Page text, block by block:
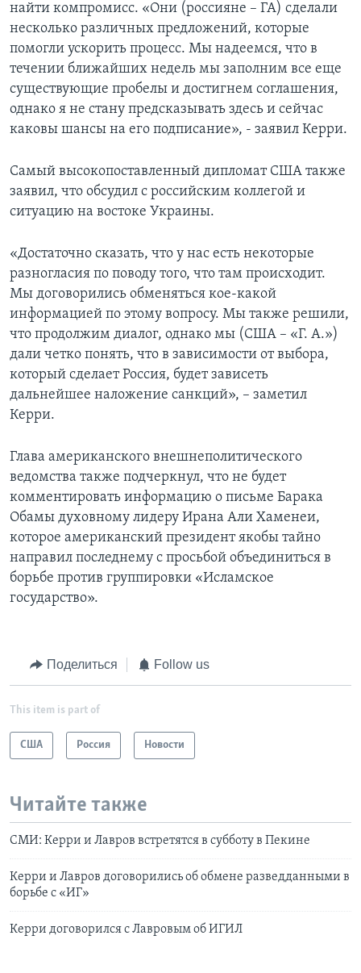
найти компромисс. «Они (россияне – ГА) сделали
несколько различных предложений, которые
помогли ускорить процесс. Мы надеемся, что в
течении ближайших недель мы заполним все еще
существующие пробелы и достигнем соглашения,
однако я не стану предсказывать здесь и сейчас
каковы шансы на его подписание», - заявил Керри.
Самый высокопоставленный дипломат США также
заявил, что обсудил с российским коллегой и
ситуацию на востоке Украины.
«Достаточно сказать, что у нас есть некоторые
разногласия по поводу того, что там происходит.
Мы договорились обменяться кое-какой
информацией по этому вопросу. Мы также решили,
что продолжим диалог, однако мы (США – «Г. А.»)
дали четко понять, что в зависимости от выбора,
который сделает Россия, будет зависеть
дальнейшее наложение санкций», – заметил
Керри.
Глава американского внешнеполитического
ведомства также подчеркнул, что не будет
комментировать информацию о письме Барака
Обамы духовному лидеру Ирана Али Хаменеи,
которое американский президент якобы тайно
направил последнему с просьбой объединиться в
борьбе против группировки «Исламское
государство».
Поделиться Follow us
This item is part of
США Россия Новости
Читайте также
СМИ: Керри и Лавров встретятся в субботу в Пекине
Керри и Лавров договорились об обмене разведданными в
борьбе с «ИГ»
Керри договорился с Лавровым об ИГИЛ